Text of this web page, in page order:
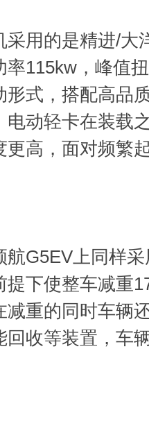
采用的是精进/大
率115kw，峰值
形式，搭配高品
电动轻卡在装载
更高，面对频繁
航G5EV上同样
提下使整车减重
减重的同时车辆
回收等装置，车